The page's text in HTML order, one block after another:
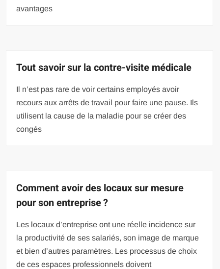
avantages
Tout savoir sur la contre-visite médicale
Il n’est pas rare de voir certains employés avoir
recours aux arrêts de travail pour faire une pause. Ils
utilisent la cause de la maladie pour se créer des
congés
Comment avoir des locaux sur mesure
pour son entreprise ?
Les locaux d’entreprise ont une réelle incidence sur
la productivité de ses salariés, son image de marque
et bien d’autres paramètres. Les processus de choix
de ces espaces professionnels doivent